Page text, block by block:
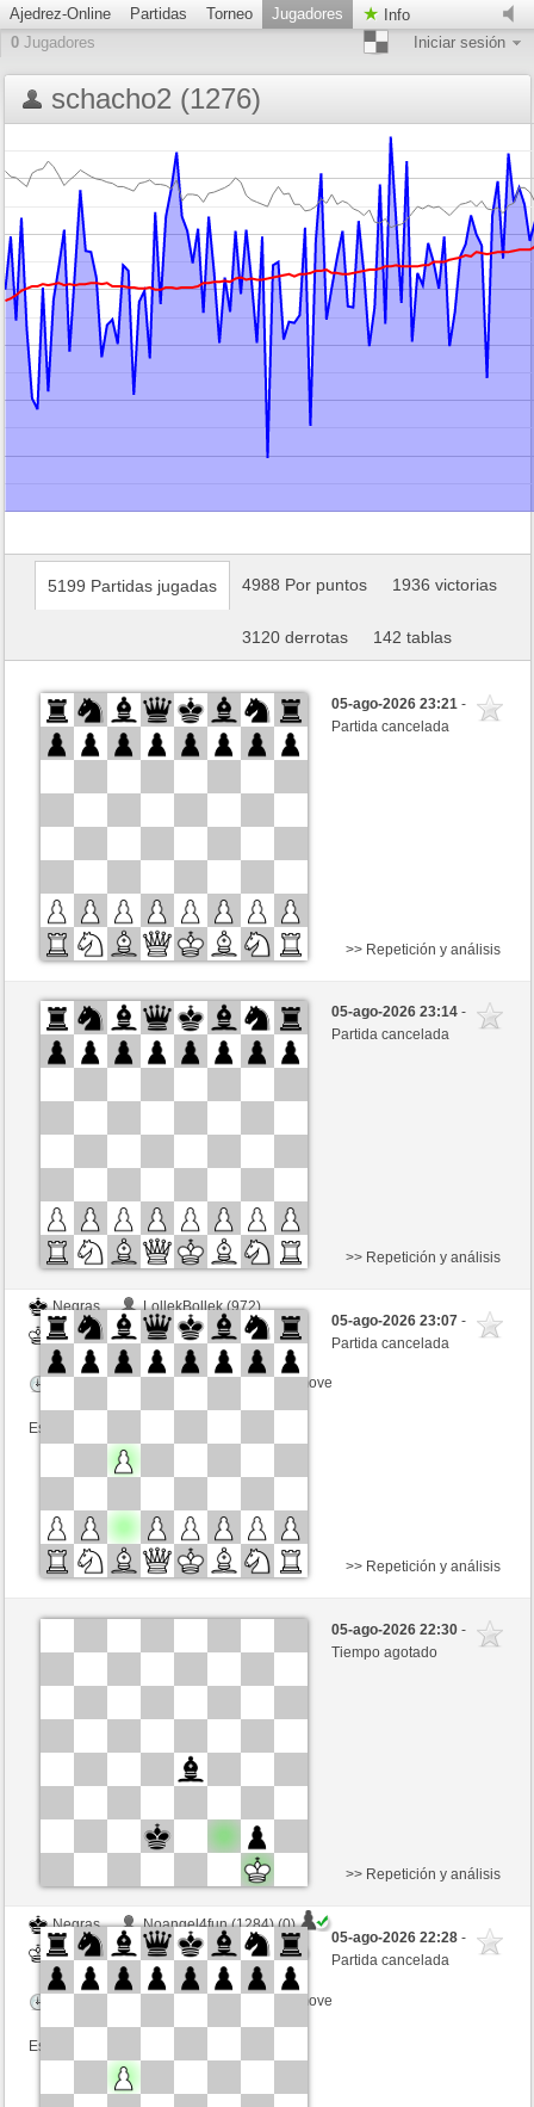
Ajedrez-Online Partidas Torneo Jugadores
Info
0 Jugadores Iniciar sesión
schacho2 (1276)
5199 Partidas jugadas 4988 Por puntos 1936 victorias
3120 derrotas 142 tablas
05-ago-2026 23:21-
Partida cancelada
Negras
siwula299 (1168)
Blancas
schacho2 (1276)
>> Repetición y análisis
05-ago-2026 23:14-
Partida cancelada
Negras
LollekBollek (972)
Blancas
schacho2 (1276)
Tiempo: 10 minutes/side + 8 seconds/move
Esta partida es por puntos
>> Repetición y análisis
05-ago-2026 23:07-
Partida cancelada
Negras
Aknaton (1204)
>> Repetición y análisis
05-ago-2026 22:30-
Tiempo agotado
Negras
Noangel4fun (1284) (0)
Blancas
schacho2 (1276) (0)
Tiempo: 10 minutes/side + 8 seconds/move
Esta partida es por puntos
>> Repetición y análisis
05-ago-2026 22:28-
Partida cancelada